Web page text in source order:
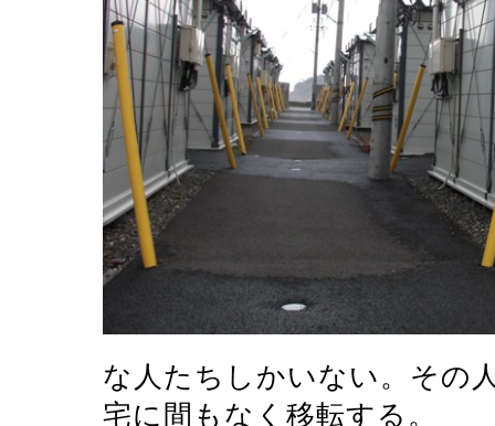
な人たちしかいない。その
宅に間もなく移転する。